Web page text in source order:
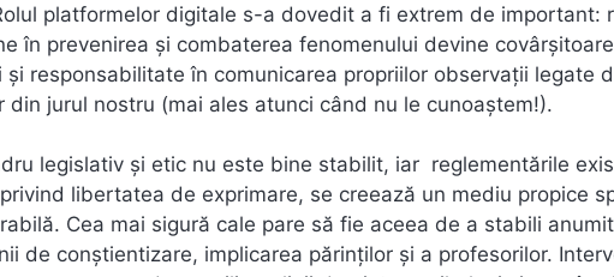
platformelor digitale s-a dovedit a fi extrem de important:
în prevenirea și combaterea fenomenului devine
responsabilitate în comunicarea propriilor observații legate
din jurul nostru (mai ales atunci când nu le cunoaștem!).
legislativ și etic nu este bine stabilit, iar reglementările
libertatea de exprimare, se creează un mediu propice
Cea mai sigură cale pare să fie aceea de a stabili
de conștientizare, implicarea părinților și a profesorilor.